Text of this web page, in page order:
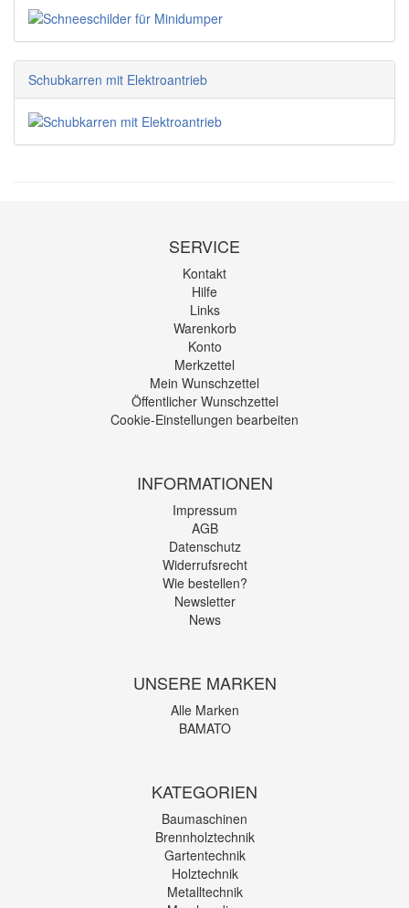
Schubkarren mit Elektroantrieb
SERVICE
Kontakt
Hilfe
Links
Warenkorb
Konto
Merkzettel
Mein Wunschzettel
Öffentlicher Wunschzettel
Cookie-Einstellungen bearbeiten
INFORMATIONEN
Impressum
AGB
Datenschutz
Widerrufsrecht
Wie bestellen?
Newsletter
News
UNSERE MARKEN
Alle Marken
BAMATO
KATEGORIEN
Baumaschinen
Brennholztechnik
Gartentechnik
Holztechnik
Metalltechnik